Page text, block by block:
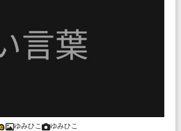
ゆみひこ ゆみひこ